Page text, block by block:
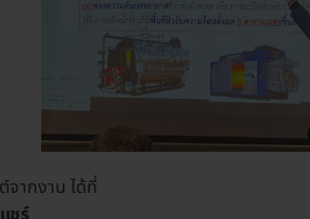
จากงาน ได้ที่